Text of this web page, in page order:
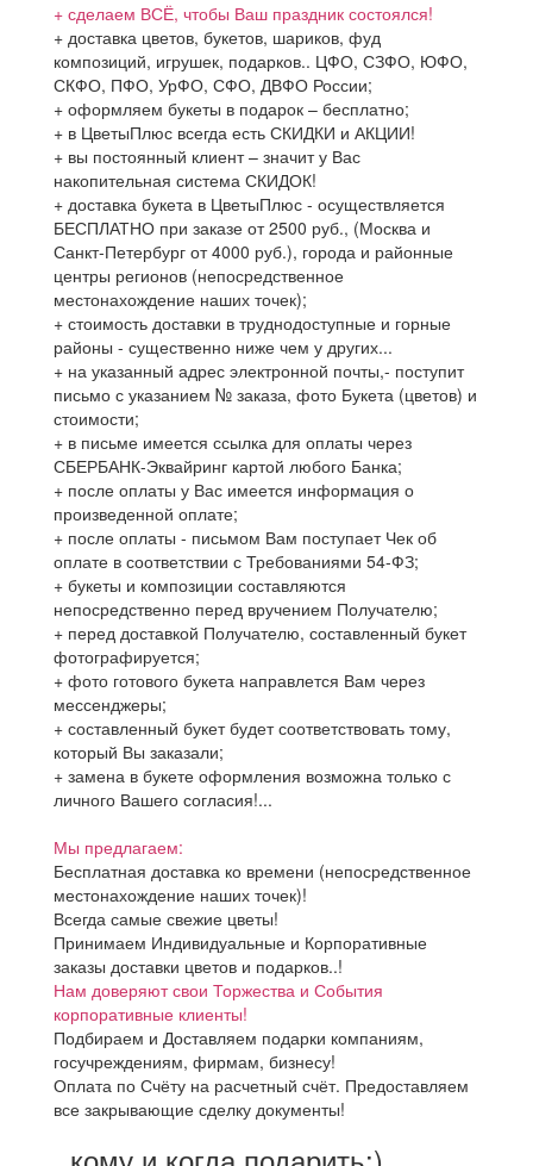
+ сделаем ВСЁ, чтобы Ваш праздник состоялся!
+ доставка цветов, букетов, шариков, фуд
композиций, игрушек, подарков.. ЦФО, СЗФО, ЮФО,
СКФО, ПФО, УрФО, СФО, ДВФО России;
+ оформляем букеты в подарок – бесплатно;
+ в ЦветыПлюс всегда есть СКИДКИ и АКЦИИ!
+ вы постоянный клиент – значит у Вас
накопительная система СКИДОК!
+ доставка букета в ЦветыПлюс - осуществляется
БЕСПЛАТНО при заказе от 2500 руб., (Москва и
Санкт-Петербург от 4000 руб.), города и районные
центры регионов (непосредственное
местонахождение наших точек);
+ стоимость доставки в труднодоступные и горные
районы - существенно ниже чем у других...
+ на указанный адрес электронной почты,- поступит
письмо с указанием № заказа, фото Букета (цветов) и
стоимости;
+ в письме имеется ссылка для оплаты через
СБЕРБАНК-Эквайринг картой любого Банка;
+ после оплаты у Вас имеется информация о
произведенной оплате;
+ после оплаты - письмом Вам поступает Чек об
оплате в соответствии с Требованиями 54-ФЗ;
+ букеты и композиции составляются
непосредственно перед вручением Получателю;
+ перед доставкой Получателю, составленный букет
фотографируется;
+ фото готового букета направлется Вам через
мессенджеры;
+ составленный букет будет соответствовать тому,
который Вы заказали;
+ замена в букете оформления возможна только с
личного Вашего согласия!...
Мы предлагаем:
Бесплатная доставка ко времени (непосредственное
местонахождение наших точек)!
Всегда самые свежие цветы!
Принимаем Индивидуальные и Корпоративные
заказы доставки цветов и подарков..!
Нам доверяют свои Торжества и События
корпоративные клиенты!
Подбираем и Доставляем подарки компаниям,
госучреждениям, фирмам, бизнесу!
Оплата по Счёту на расчетный счёт. Предоставляем
все закрывающие сделку документы!